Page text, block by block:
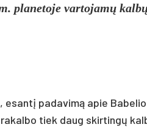
pla­ne­to­je var­to­jamų
pa­da­vimą apie
tiek daug skir­tingų